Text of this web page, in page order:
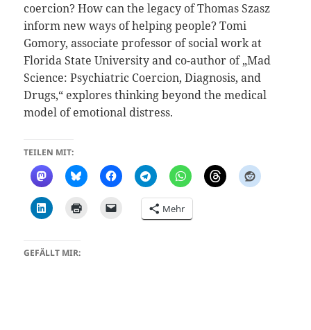
coercion? How can the legacy of Thomas Szasz
inform new ways of helping people? Tomi
Gomory, associate professor of social work at
Florida State University and co-author of „Mad
Science: Psychiatric Coercion, Diagnosis, and
Drugs,“ explores thinking beyond the medical
model of emotional distress.
TEILEN MIT:
Mehr
GEFÄLLT MIR: